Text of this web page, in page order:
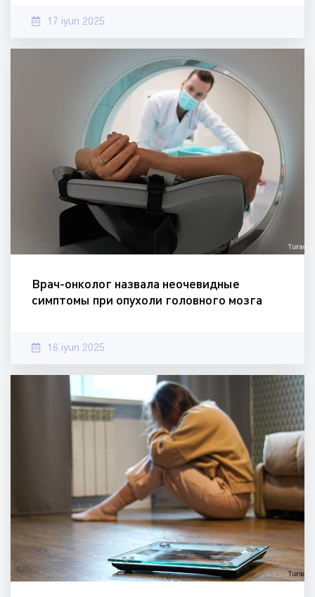
17 iyun 2025
Врач-онколог назвала неочевидные
симптомы при опухоли головного мозга
16 iyun 2025